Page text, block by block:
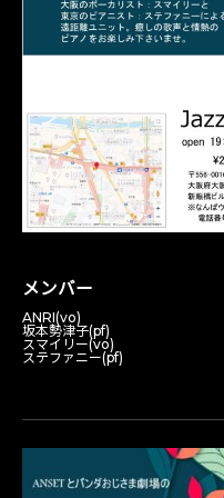
メンバー
ANRI(vo)
坂本勢津子(pf)
スマイリー(vo)
ステファニー(pf)